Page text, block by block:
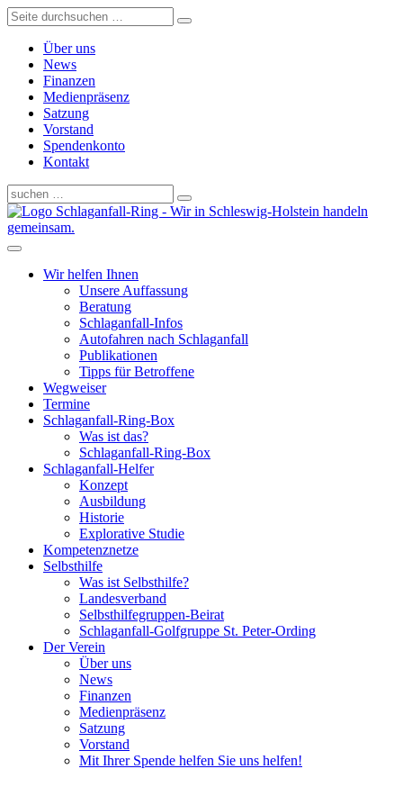
Über uns
News
Finanzen
Medienpräsenz
Satzung
Vorstand
Spendenkonto
Kontakt
Schlaganfall-Ring - Wir in Schleswig-Holstein handeln
gemeinsam.
Wir helfen Ihnen
Unsere Auffassung
Beratung
Schlaganfall-Infos
Autofahren nach Schlaganfall
Publikationen
Tipps für Betroffene
Wegweiser
Termine
Schlaganfall-Ring-Box
Was ist das?
Schlaganfall-Ring-Box
Schlaganfall-Helfer
Konzept
Ausbildung
Historie
Explorative Studie
Kompetenznetze
Selbsthilfe
Was ist Selbsthilfe?
Landesverband
Selbsthilfegruppen-Beirat
Schlaganfall-Golfgruppe St. Peter-Ording
Der Verein
Über uns
News
Finanzen
Medienpräsenz
Satzung
Vorstand
Mit Ihrer Spende helfen Sie uns helfen!